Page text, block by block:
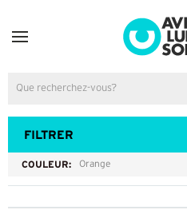
FILTRER
COULEUR: Orange